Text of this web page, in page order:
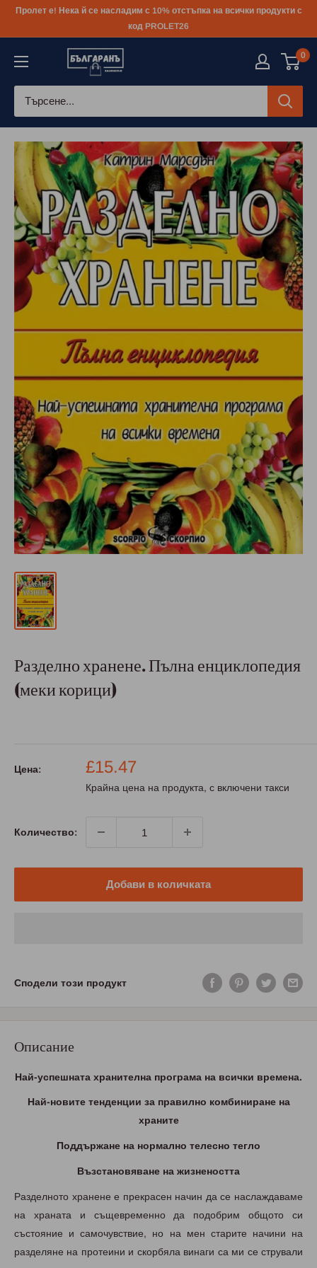
КъмПролет е! Нека й се насладим с 10% отстъпка на всички продукти с
код PROLET26
0
Разделно хранене. Пълна енциклопедия
(меки корици)
Цена:
Промо
цена
£15.47
Крайна цена на продукта, с включени такси
Количество:
Добави в количката
Сподели този продукт
Описание
Най-успешната хранителна програма на всички времена.
Най-новите тенденции за правилно комбиниране на
храните
Поддържане на нормално телесно тегло
Възстановяване на жизнеността
Разделното хранене е прекрасен начин да се наслаждаваме
на храната и същевременно да подобрим общото си
състояние и самочувствие, но на мен старите начини на
разделяне на протеини и скорбяла винаги са ми се стрували